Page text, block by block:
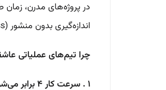
در پروژه‌های مدرن، زمان
اندازه‌گیری بدون منشور (Reflectorless) دیگر یک آپشن لوکس نیست، بلکه یک ضرورت است.
چرا تیم‌های عملیاتی
1 . سرعت کار ۴ برابر می‌شود :